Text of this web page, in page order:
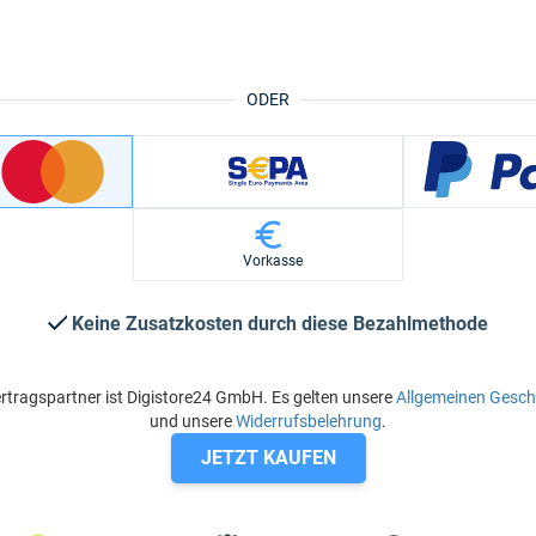
ODER
Vorkasse
Keine Zusatzkosten durch diese Bezahlmethode
ist Digistore24 GmbH. Es gelten unsereAllgemeinen
und unsereWiderrufsbelehrung.
JETZT KAUFEN